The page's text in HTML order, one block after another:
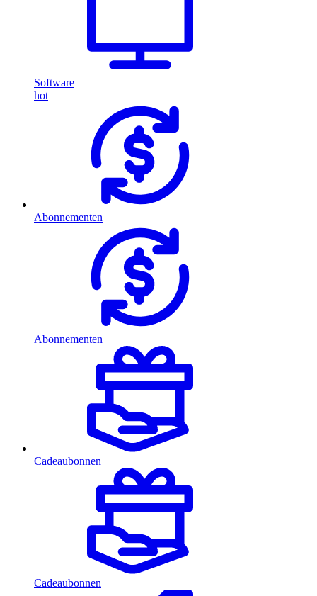
Software
hot
Abonnementen
Abonnementen
Cadeaubonnen
Cadeaubonnen